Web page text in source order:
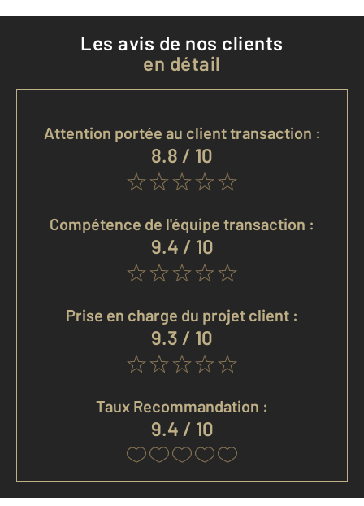
Les avis de nos clients
en détail
Attention portée au client transaction :
8.8 / 10
Compétence de l'équipe transaction :
9.4 / 10
Prise en charge du projet client :
9.3 / 10
Taux Recommandation :
9.4 / 10